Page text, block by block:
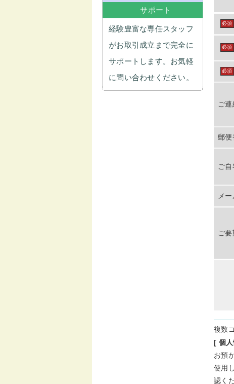
サポート
経験豊富な専任スタッフ
がお取引成立まで完全に
サポートします。お気軽
に問い合わせください。
必須
必須
必須
ご
郵便
ご
メ
ご
複数
[ 個
お預
使用
認く